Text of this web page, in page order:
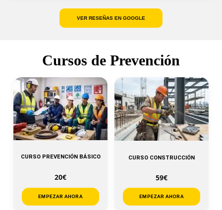
VER RESEÑAS EN GOOGLE
Cursos de Prevención
CURSO PREVENCIÓN BÁSICO
20€
EMPEZAR AHORA
CURSO CONSTRUCCIÓN
59€
EMPEZAR AHORA